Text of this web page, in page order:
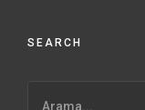
SEARCH